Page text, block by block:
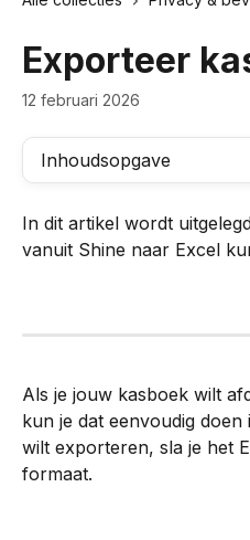
Exporteer
12 februari 2026
Inhoudsopgave
In dit artikel wordt
vanuit Shine naar Excel
Als je jouw kasboek wilt
kun je dat eenvoudig
wilt exporteren, sla je het
formaat.